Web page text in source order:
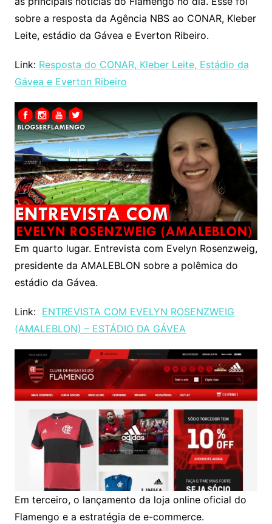
sobre a resposta da Agência NBS ao CONAR, Kleber
Leite, estádio da Gávea e Everton Ribeiro.
Link: Resposta do CONAR, Kleber Leite, Estádio da
Gávea e Everton Ribeiro
Em quarto lugar. Entrevista com Evelyn Rosenzweig,
presidente da AMALEBLON sobre a polêmica do
estádio da Gávea.
Link: ENTREVISTA COM EVELYN ROSENZWEIG
(AMALEBLON) – ESTÁDIO DA GÁVEA
Em terceiro, o lançamento da loja online oficial do
Flamengo e a estratégia de e-commerce.